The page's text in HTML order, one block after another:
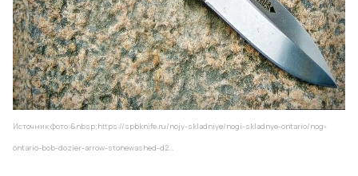
Источник фото:&nbsp;https://spbknife.ru/nojy-skladniye/nogi-skladnye-ontario/nog-
ontario-bob-dozier-arrow-stonewashed-d2...